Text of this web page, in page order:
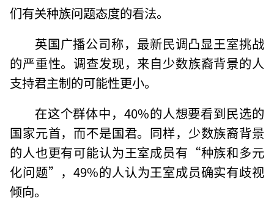
们有关种族问题态度的看法。
英国广播公司称，最新民调凸显王室挑战
的严重性。调查发现，来自少数族裔背景的人
支持君主制的可能性更小。
在这个群体中，40%的人想要看到民选的
国家元首，而不是国君。同样，少数族裔背景
的人也更有可能认为王室成员有“种族和多元
化问题”，49%的人认为王室成员确实有歧视
倾向。